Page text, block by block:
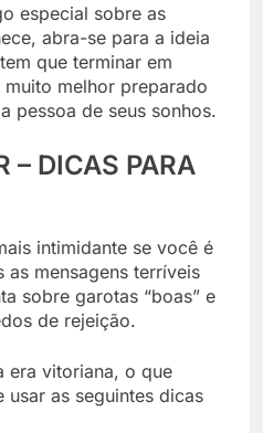
especial sobre as
abra-se para a ideia
que terminar em
melhor preparado
pessoa de seus sonhos.
– DICAS PARA
intimidante se você é
as mensagens terríveis
sobre garotas “boas” e
de rejeição.
era vitoriana, o que
as seguintes dicas